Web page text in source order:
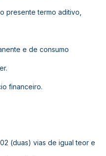
presente termo aditivo,
e de consumo
financeiro.
(duas) vias de igual teor e